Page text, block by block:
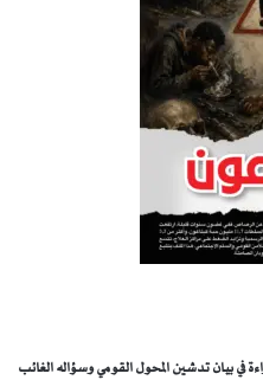
في بيان تدشين المحول القومي وسؤاله الغائب